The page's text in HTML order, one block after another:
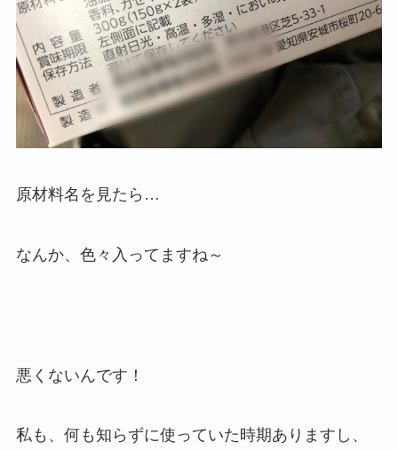
原材料名を見たら…
なんか、色々入ってますね～
悪くないんです！
私も、何も知らずに使っていた時期ありますし、